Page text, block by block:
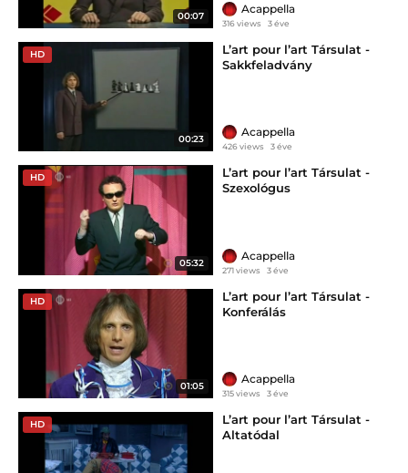
00:07
Acappella
316 views 3 éve
HD
00:23
L’art pour l’art Társulat -
Sakkfeladvány
Acappella
426 views 3 éve
HD
05:32
L’art pour l’art Társulat -
Szexológus
Acappella
271 views 3 éve
HD
01:05
L’art pour l’art Társulat -
Konferálás
Acappella
315 views 3 éve
HD
L’art pour l’art Társulat -
Altatódal